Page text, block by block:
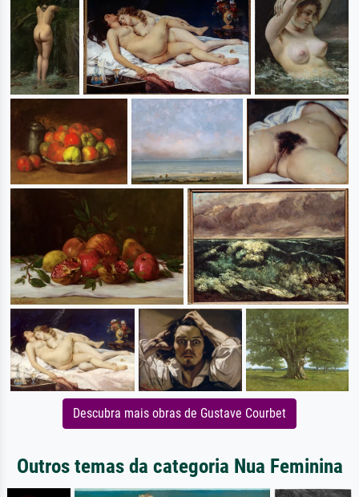
Descubra mais obras de Gustave Courbet
Outros temas da categoria Nua Feminina